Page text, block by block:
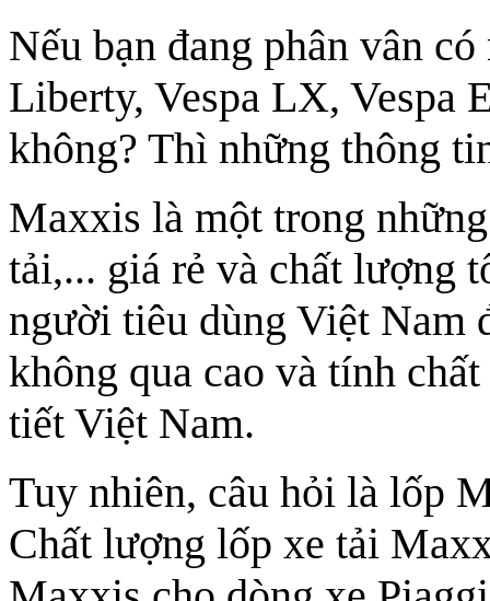
Nếu bạn đang phân vân
Liberty, Vespa LX, Vespa
không? Thì những thông
Maxxis là một trong
tải,... giá rẻ và chất lượng
người tiêu dùng Việt Nam
không qua cao và tính
tiết Việt Nam.
Tuy nhiên, câu hỏi là lốp
Chất lượng lốp xe tải